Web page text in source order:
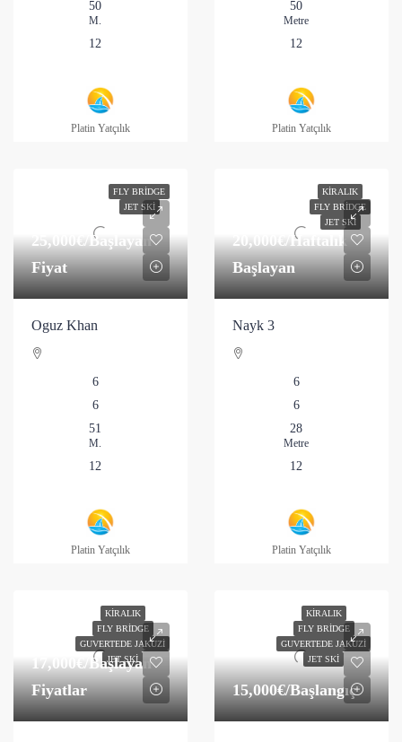
50
M.
12
Platin Yatçılık
50
Metre
12
Platin Yatçılık
FLY BRIDGE
JET SKI
25,000€/Başlayan
Fiyat
Oguz Khan
6
6
51
M.
12
Platin Yatçılık
KIRALIK
FLY BRIDGE
JET SKI
20,000€/Haftalık
Başlayan
Nayk 3
6
6
28
Metre
12
Platin Yatçılık
KIRALIK
FLY BRIDGE
GUVERTEDE JAKUZI
JET SKI
17,000€/Başlayan
Fiyatlar
KIRALIK
FLY BRIDGE
GUVERTEDE JAKUZI
JET SKI
15,000€/Başlangıç